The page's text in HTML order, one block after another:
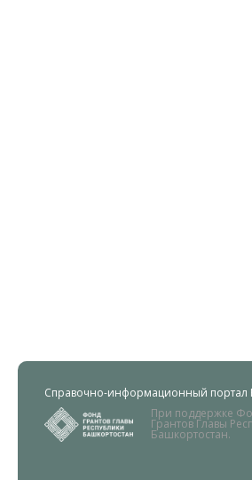
Справочно-информационный портал
При поддержке
Грантов Главы
Башкортостан.